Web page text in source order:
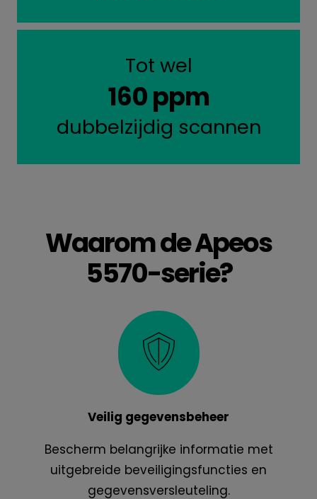
Tot wel
160 ppm
dubbelzijdig scannen
Waarom de Apeos
5570-serie?
Veilig gegevensbeheer
Bescherm belangrijke informatie met
uitgebreide beveiligingsfuncties en
gegevensversleuteling.